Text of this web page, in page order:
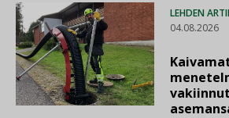
LEHDEN
04.08.2026